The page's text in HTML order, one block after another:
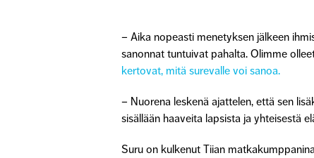
– Aika nopeasti menetyksen jälkeen
sanonnat tuntuivat pahalta. Olimme
kertovat, mitä surevalle voi sanoa.
– Nuorena leskenä ajattelen, että sen
sisällään haaveita lapsista ja yhteisestä
Suru on kulkenut Tiian